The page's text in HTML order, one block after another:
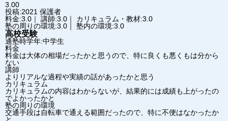
3.00
投稿:2021 保護者
料金:3.0｜ 講師:3.0｜ カリキュラム・教材:3.0
塾の周りの環境:3.0｜ 塾内の環境:3.0
高校受験
通塾時学年:中学生
料金
料金は大体の相場だったかと思うので、特に良くも悪くもは分から
ない
講師
よりリアルな過程や実績の話があったかと思う
カリキュラム
カリキュラムの内容はわからないが、結果的には成績も上がったの
でよかったかと
塾の周りの環境
交通手段は自転車で通える範囲だったので、特に不便はなかったか